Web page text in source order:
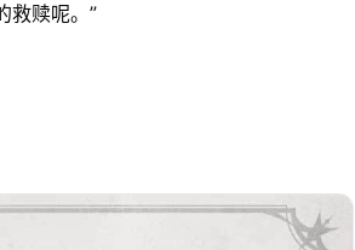
救赎呢。”